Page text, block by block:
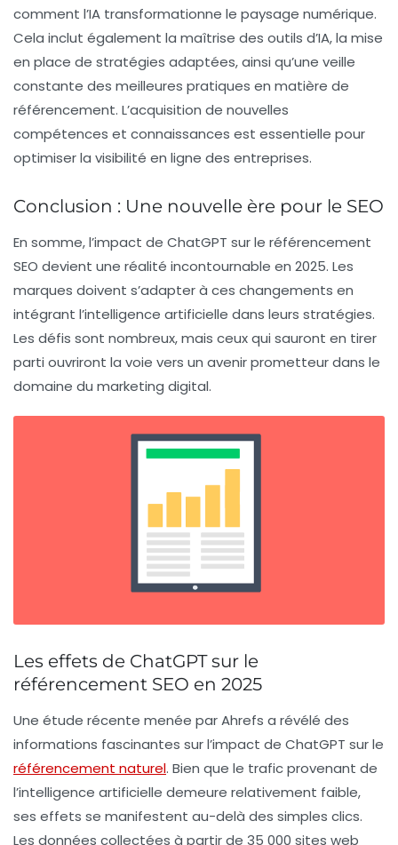
comment l’IA transformationne le paysage numérique.
Cela inclut également la maîtrise des outils d’IA, la mise
en place de stratégies adaptées, ainsi qu’une veille
constante des meilleures pratiques en matière de
référencement. L’acquisition de nouvelles
compétences et connaissances est essentielle pour
optimiser la visibilité en ligne des entreprises.
Conclusion : Une nouvelle ère pour le SEO
En somme, l’impact de ChatGPT sur le référencement
SEO devient une réalité incontournable en 2025. Les
marques doivent s’adapter à ces changements en
intégrant l’intelligence artificielle dans leurs stratégies.
Les défis sont nombreux, mais ceux qui sauront en tirer
parti ouvriront la voie vers un avenir prometteur dans le
domaine du marketing digital.
Les effets de ChatGPT sur le
référencement SEO en 2025
Une étude récente menée par Ahrefs a révélé des
informations fascinantes sur l’impact de ChatGPT sur le
référencement naturel. Bien que le trafic provenant de
l’intelligence artificielle demeure relativement faible,
ses effets se manifestent au-delà des simples clics.
Les données collectées à partir de 35 000 sites web